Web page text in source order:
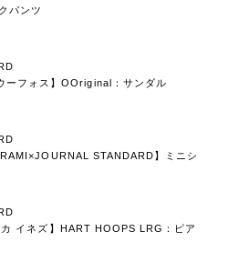
パンツ
ーフォス】OOriginal：サンダル
STANDARD】ミニシ
イネズ】HART HOOPS LRG：ピア